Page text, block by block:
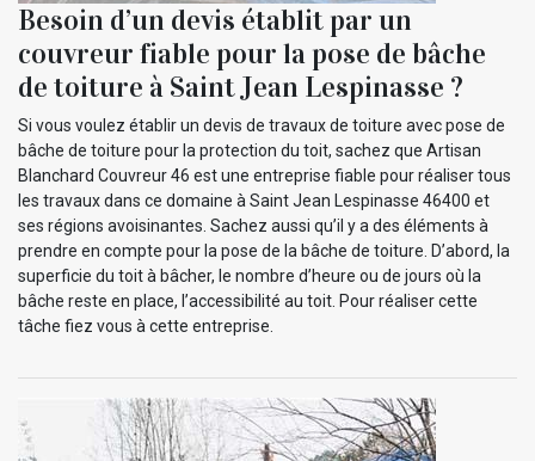
Besoin d’un devis établit par un
couvreur fiable pour la pose de bâche
de toiture à Saint Jean Lespinasse ?
Si vous voulez établir un devis de travaux de toiture avec pose de
bâche de toiture pour la protection du toit, sachez que Artisan
Blanchard Couvreur 46 est une entreprise fiable pour réaliser tous
les travaux dans ce domaine à Saint Jean Lespinasse 46400 et
ses régions avoisinantes. Sachez aussi qu’il y a des éléments à
prendre en compte pour la pose de la bâche de toiture. D’abord, la
superficie du toit à bâcher, le nombre d’heure ou de jours où la
bâche reste en place, l’accessibilité au toit. Pour réaliser cette
tâche fiez vous à cette entreprise.